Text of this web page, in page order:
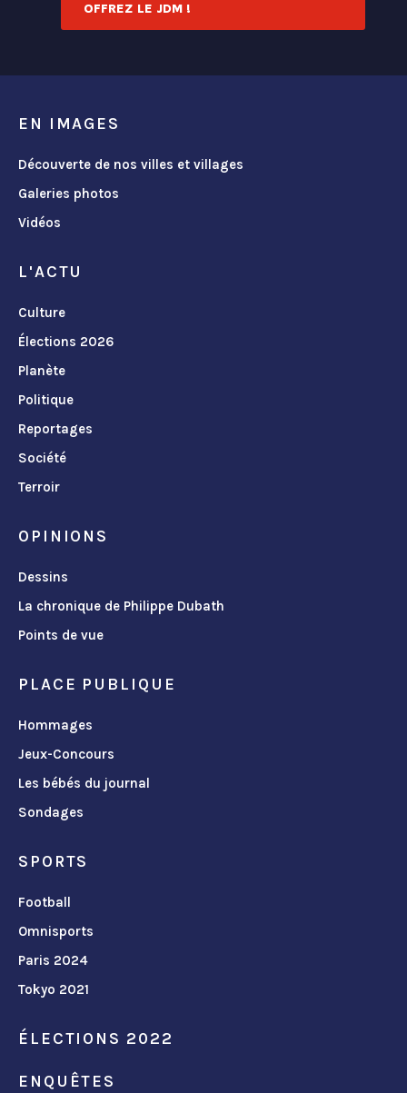
OFFREZ LE JDM !
EN IMAGES
Découverte de nos villes et villages
Galeries photos
Vidéos
L'ACTU
Culture
Élections 2026
Planète
Politique
Reportages
Société
Terroir
OPINIONS
Dessins
La chronique de Philippe Dubath
Points de vue
PLACE PUBLIQUE
Hommages
Jeux-Concours
Les bébés du journal
Sondages
SPORTS
Football
Omnisports
Paris 2024
Tokyo 2021
ÉLECTIONS 2022
ENQUÊTES